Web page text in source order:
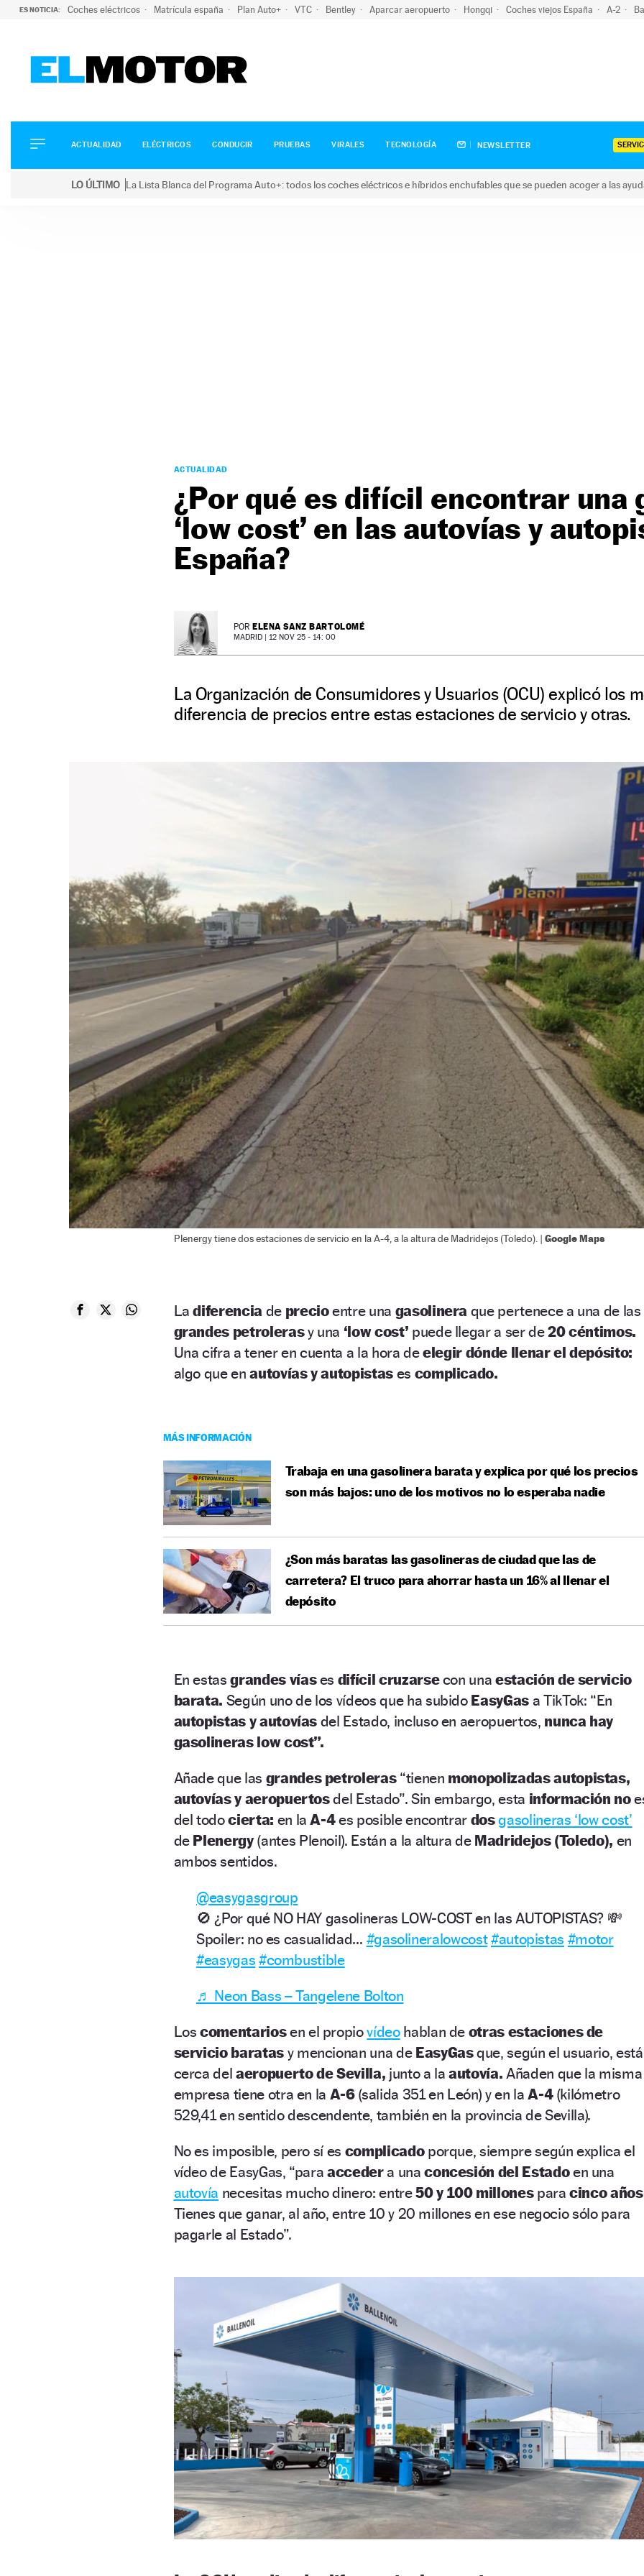
ES NOTICIA: Coches eléctricos Matrícula españa Plan Auto+ VTC Bentley Aparcar aeropuerto Hongqi Coches viejos España A-2
ELÉCTRICOS
CONDUCIR
ACTUALIDAD ELÉCTRICOS CONDUCIR PRUEBAS VIRALES TECNOLOGÍA NEWSLETTER
LO ÚLTIMO La Lista Blanca del Programa Auto+: todos los coches eléctricos e híbridos enchufables que se pueden acoger a las
ACTUALIDAD
¿Por qué es difícil encontrar una
‘low cost’ en las autovías y
España?
POR ELENA SANZ BARTOLOMÉ
MADRID | 12 NOV 25 - 14: 00
La Organización de Consumidores y Usuarios (OCU) explicó los
diferencia de precios entre estas estaciones de servicio y otras.
Plenergy tiene dos estaciones de servicio en la A-4, a la altura de Madridejos (Toledo). | Google Maps
Ladiferencia de precioentre una gasolinera que pertenece a una de las
grandes petrolerasy una ‘low cost’ puede llegar a ser de20 céntimos.
Una cifra a tener en cuenta a la hora deelegir dónde llenar el depósito:
algo que en autovías y autopistas es complicado.
MÁS INFORMACIÓN
Trabaja en una gasolinera barata y explica por qué los precios
son más bajos: uno de los motivos no lo esperaba nadie
¿Son más baratas las gasolineras de ciudad que las de
carretera? El truco para ahorrar hasta un 16% al llenar el
depósito
En estas grandes víases difícil cruzarsecon unaestación de servicio
barata. Según uno de los vídeos que ha subidoEasyGas a TikTok: “En
autopistas y autovías del Estado, incluso en aeropuertos, nunca hay
gasolineras low cost”.
Añade que las grandes petroleras“tienen monopolizadas autopistas,
autovías y aeropuertosdel Estado”. Sin embargo, esta información no
del todocierta: en laA-4es posible encontrar dosgasolineras ‘low cost’
de Plenergy (antes Plenoil). Están a la altura deMadridejos (Toledo), en
ambos sentidos.
@easygasgroup
🚫 ¿Por qué NO HAY gasolineras LOW-COST en las AUTOPISTAS? 💸
Spoiler: no es casualidad… #gasolineralowcost#autopistas #motor
#easygas #combustible
♬ Neon Bass – Tangelene Bolton
Loscomentariosen el propiovídeohablan de otras estaciones de
servicio baratasy mencionan una de EasyGasque, según el usuario, está
cerca delaeropuerto de Sevilla, junto a laautovía. Añaden que la misma
empresa tiene otra en la A-6 (salida 351 en León) y en laA-4(kilómetro
529,41 en sentido descendente, también en la provincia de Sevilla).
No es imposible, pero sí es complicado porque, siempre según explica el
vídeo de EasyGas, “paraaccedera unaconcesión del Estadoen una
autovía necesitas mucho dinero: entre50 y 100 millonesparacinco
Tienes que ganar, al año, entre 10 y 20 millones en ese negocio sólo para
pagarle al Estado”.